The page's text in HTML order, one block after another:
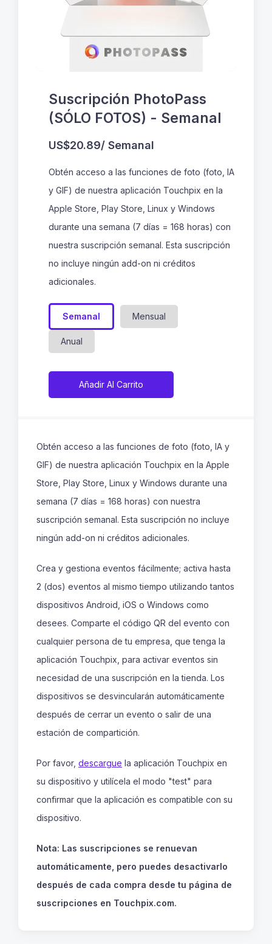
Descargas
Estado del servicio
Suscripción PhotoPass
(SÓLO FOTOS) - Semanal
US$20.89/ Semanal
Obtén acceso a las funciones de foto (foto, IA
y GIF) de nuestra aplicación Touchpix en la
Apple Store, Play Store, Linux y Windows
durante una semana (7 días = 168 horas) con
nuestra suscripción semanal. Esta suscripción
no incluye ningún add-on ni créditos
adicionales.
Semanal Mensual
Anual
Añadir Al Carrito
Obtén acceso a las funciones de foto (foto, IA y
GIF) de nuestra aplicación Touchpix en la Apple
Store, Play Store, Linux y Windows durante una
semana (7 días = 168 horas) con nuestra
suscripción semanal. Esta suscripción no incluye
ningún add-on ni créditos adicionales.
Crea y gestiona eventos fácilmente; activa hasta
2 (dos) eventos al mismo tiempo utilizando tantos
dispositivos Android, iOS o Windows como
desees. Comparte el código QR del evento con
cualquier persona de tu empresa, que tenga la
aplicación Touchpix, para activar eventos sin
necesidad de una suscripción en la tienda. Los
dispositivos se desvincularán automáticamente
después de cerrar un evento o salir de una
estación de compartición.
Por favor, descargue la aplicación Touchpix en
su dispositivo y utilícela el modo "test" para
confirmar que la aplicación es compatible con su
dispositivo.
Nota: Las suscripciones se renuevan
automáticamente, pero puedes desactivarlo
después de cada compra desde tu página de
suscripciones en Touchpix.com.